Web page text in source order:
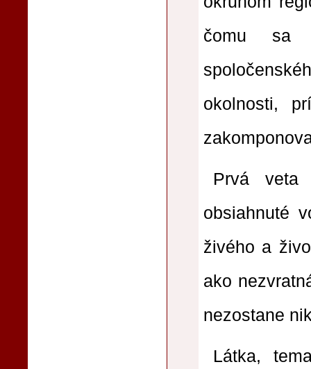
čomu sa
okolnosti,
Prvá
obsiahnuté
živého a
ako
nezostane
Látka,